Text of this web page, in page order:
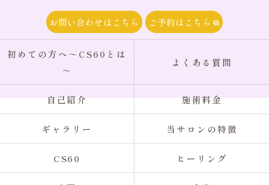
お問い合わせはこちら ご予約はこちら
初めての方へ～CS60とは
～
よくある質問
自己紹介 施術料金
ギャラリー 当サロンの特徴
CS60 ヒーリング